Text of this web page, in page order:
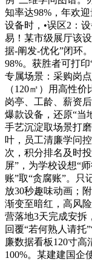
知率达98%，年欢
设备时，•误区2：
易！某市级展厅该
据-阐发-优化”闭环
98%。获胜者可打
专属场景：采购岗
（120㎡）用高性
岗亭、工龄、薪资
爆款设备，还原“当
手艺沉淀取场景打
叶，员工清廉学问
次，积分排名及时
屏”，为学校设想“
账”取“贪腐账”。只
放30秒趣味动画；
渐变至暗红，高风
营落地3天完成安拆
回覆“若何熟人请托
廉数据看板120寸
100%。某建建国企